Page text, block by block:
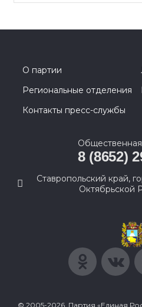
О партии
Региональные отделения
Контакты пресс-службы
8 (8652)
Ставропольский край,
Октябрьской
© 2005-2026, Партия «Единая